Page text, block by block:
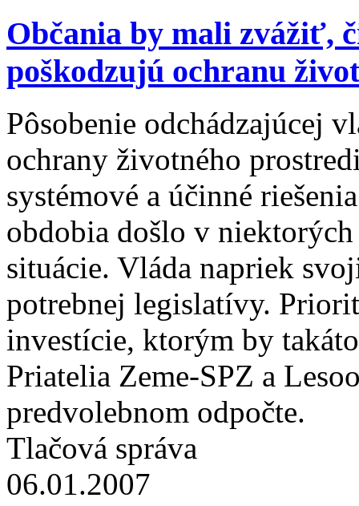
Občania by mali zvážiť,
poškodzujú ochranu
Pôsobenie odchádzajúcej
ochrany životného
systémové a účinné
obdobia došlo v
situácie. Vláda napriek
potrebnej legislatívy.
investície, ktorým by
Priatelia Zeme-SPZ a
predvolebnom odpočte.
Tlačová správa
06.01.2007